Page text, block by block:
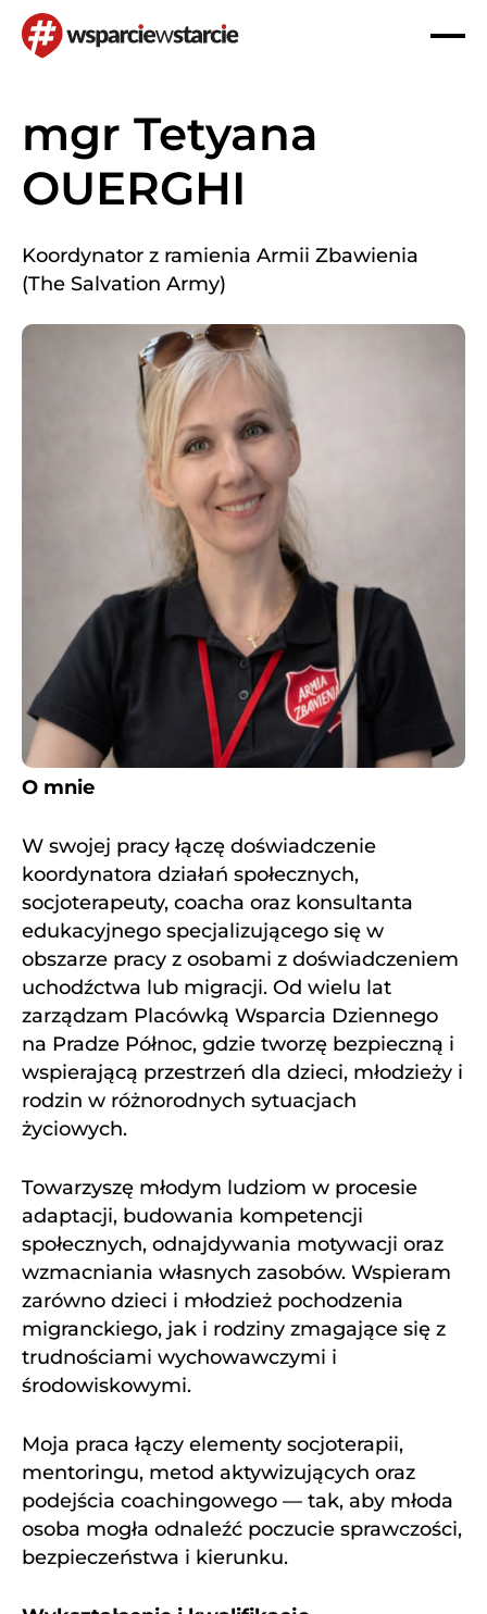
Header
Strona główna
mgr Tetyana OUERGHI
mgr Tetyana
OUERGHI
Koordynator z ramienia Armii Zbawienia
(The Salvation Army)
O mnie
W swojej pracy łączę doświadczenie
koordynatora działań społecznych,
socjoterapeuty, coacha oraz konsultanta
edukacyjnego specjalizującego się w
obszarze pracy z osobami z doświadczeniem
uchodźctwa lub migracji. Od wielu lat
zarządzam Placówką Wsparcia Dziennego
na Pradze Północ, gdzie tworzę bezpieczną i
wspierającą przestrzeń dla dzieci, młodzieży i
rodzin w różnorodnych sytuacjach
życiowych.
Towarzyszę młodym ludziom w procesie
adaptacji, budowania kompetencji
społecznych, odnajdywania motywacji oraz
wzmacniania własnych zasobów. Wspieram
zarówno dzieci i młodzież pochodzenia
migranckiego, jak i rodziny zmagające się z
trudnościami wychowawczymi i
środowiskowymi.
Moja praca łączy elementy socjoterapii,
mentoringu, metod aktywizujących oraz
podejścia coachingowego — tak, aby młoda
osoba mogła odnaleźć poczucie sprawczości,
bezpieczeństwa i kierunku.